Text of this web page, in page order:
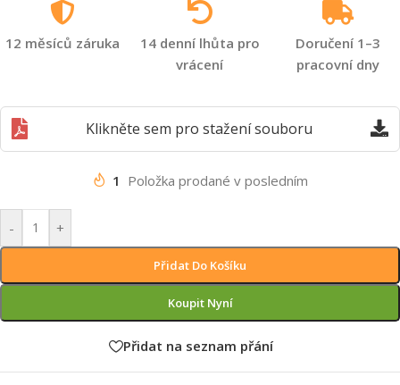
12 měsíců záruka
14 denní lhůta pro
vrácení
Doručení 1–3
pracovní dny
Klikněte sem pro stažení souboru
1 Položka prodané v posledním
- +
Přidat Do Košíku
Koupit Nyní
Přidat na seznam přání